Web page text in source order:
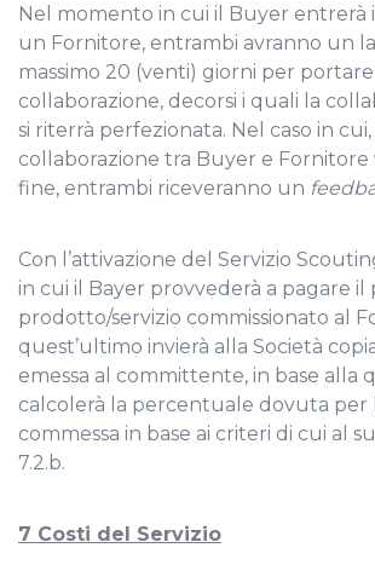
Nel momento in cui il Buyer entrerà
un Fornitore, entrambi avranno un
massimo 20 (venti) giorni per
collaborazione, decorsi i quali la
si riterrà perfezionata. Nel caso in cui,
collaborazione tra Buyer e Fornitore
fine, entrambi riceveranno un
Con l’attivazione del Servizio
in cui il Bayer provvederà a pagare il
prodotto/servizio commissionato al
quest’ultimo invierà alla Società
emessa al committente, in base alla
calcolerà la percentuale dovuta per
commessa in base ai criteri di cui al
7.2.b.
7 Costi del Servizio